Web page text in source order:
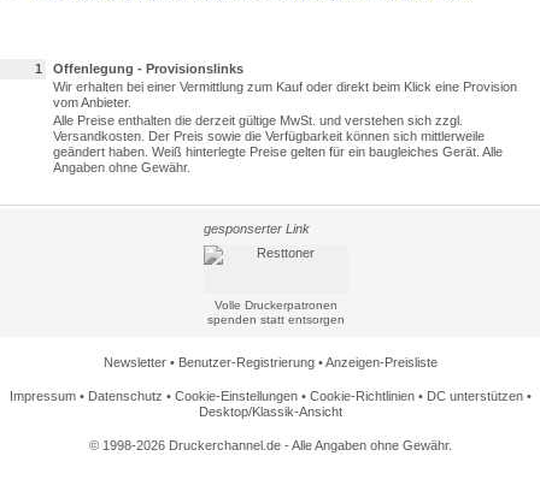
1
Offenlegung - Provisionslinks
Wir erhalten bei einer Vermittlung zum Kauf oder direkt beim Klick eine Provision
vom Anbieter.
Alle Preise enthalten die derzeit gültige MwSt. und verstehen sich zzgl.
Versandkosten. Der Preis sowie die Verfügbarkeit können sich mittlerweile
geändert haben. Weiß hinterlegte Preise gelten für ein baugleiches Gerät. Alle
Angaben ohne Gewähr.
gesponserter Link
Volle Druckerpatronen
spenden statt entsorgen
Newsletter• Benutzer-Registrierung•Anzeigen-Preisliste
Impressum• Datenschutz • Cookie-Einstellungen• Cookie-Richtlinien• DC unterstützen•
Desktop/Klassik-Ansicht
© 1998-2026 Druckerchannel.de - Alle Angaben ohne Gewähr.